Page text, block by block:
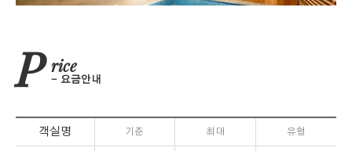
P rice
요금안내
객실명 기준 최대 유형